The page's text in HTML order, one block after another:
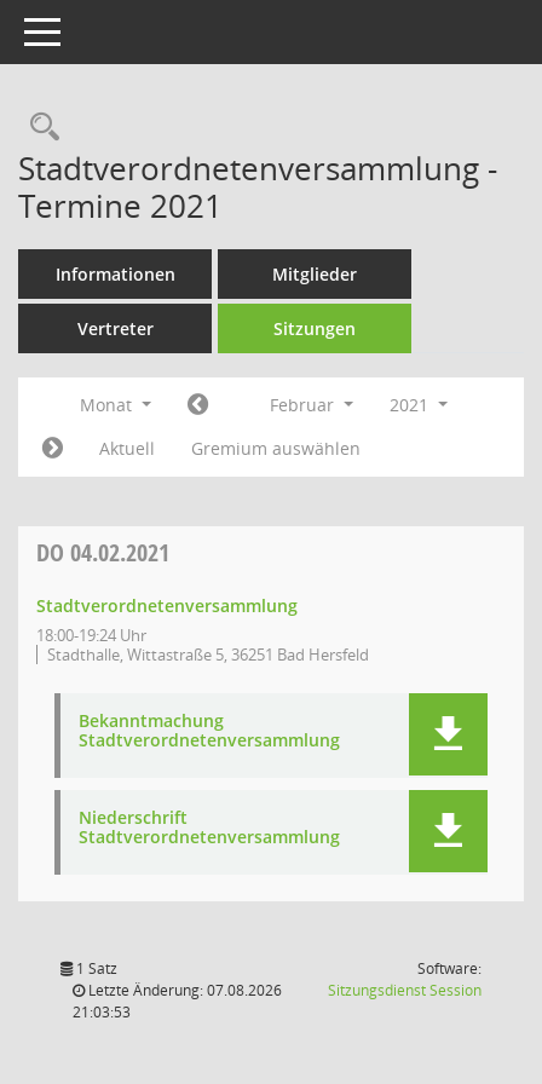
Toggle navigation
Rechercheauswahl
Stadtverordnetenversammlung -
Termine 2021
Informationen Mitglieder
Vertreter Sitzungen
Monat Februar
2021
Aktuell
Gremium auswählen
DO 04.02.2021
Stadtverordnetenversammlung
18:00-19:24 Uhr
Stadthalle, Wittastraße 5, 36251 Bad Hersfeld
Bekanntmachung
Stadtverordnetenversammlung
Niederschrift
Stadtverordnetenversammlung
1 Satz
Letzte Änderung: 07.08.2026
21:03:53
Software:
SitzungsdienstSession(Wird in